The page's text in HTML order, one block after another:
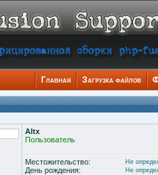
Главная Загрузка файлов
Altx
Пользователь
Местожительство: Не
День рождения: Не